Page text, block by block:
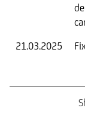
21.03.2025